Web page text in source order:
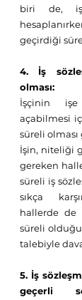
biri de,
geçirdiği
4. İş
olması:
İşçinin
açabilmesi
süreli
İşin, niteliği
gereken
süreli iş
sıkça
hallerde de
süreli
talebiyle
5. İş
geçerli